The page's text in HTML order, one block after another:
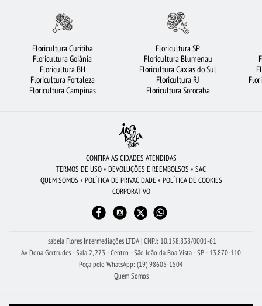
FLORICULTURA CAMPINAS FLORES DO CAMPO FLORES BRANCAS
FLORICULTURA SALVADOR BUQUÊ DE 20 ROSAS VERMELHAS
FLORICULTURA NITERÓI CESTA DE CHOCOLATE FLORICULTURA JOÃO PESSOA
FLORICULTURA SÃO BERNARDO DO CAMPO
ARRANJO DE FLORES
FLORICULTURA PORTO ALEGRE FLORICULTURA UBERLÂNDIA
FLORICULTURA JUNDIAÍ
FLORICULTURA RECIFE FLORICULTURA BRASÍLIA
Floricultura Curitiba
Floricultura Goiânia
Floricultura BH
Floricultura Fortaleza
Floricultura Campinas
Floricultura SP
Floricultura Blumenau
Floricultura Caxias do Sul
Floricultura RJ
Floricultura Sorocaba
CONFIRA AS CIDADES ATENDIDAS
TERMOS DE USO • DEVOLUÇÕES E REEMBOLSOS • SAC
QUEM SOMOS • POLÍTICA DE PRIVACIDADE • POLÍTICA DE COOKIES
CORPORATIVO
Isabela Flores Intermediações LTDA | CNPJ: 10.158.838/0001-61
Av Dona Gertrudes - Sala 2, 273 - Centro - São João da Boa Vista - SP - 13.870-110
Peça pelo WhatsApp: (19) 98605-1504
Quem Somos